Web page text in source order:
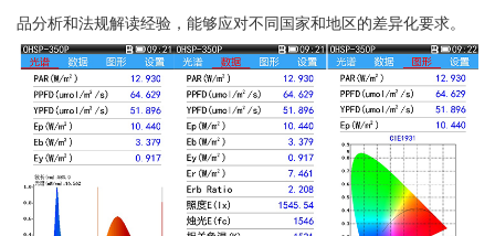
品分析和法规解读经验，能够应对不同国家和地区的差异化要求。